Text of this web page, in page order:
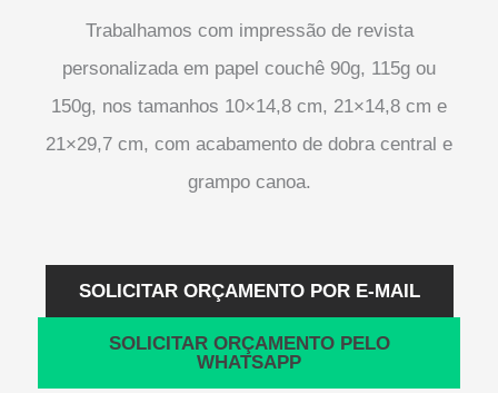
Trabalhamos com impressão de revista
personalizada em papel couchê 90g, 115g ou
150g, nos tamanhos 10×14,8 cm, 21×14,8 cm e
21×29,7 cm, com acabamento de dobra central e
grampo canoa.
SOLICITAR ORÇAMENTO POR E-MAIL
SOLICITAR ORÇAMENTO PELO
WHATSAPP